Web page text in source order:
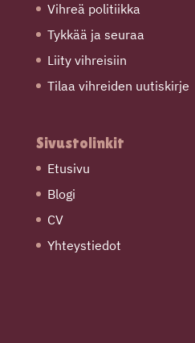
Vihreä politiikka
Tykkää ja seuraa
Liity vihreisiin
Tilaa vihreiden uutiskirje
Sivustolinkit
Etusivu
Blogi
CV
Yhteystiedot